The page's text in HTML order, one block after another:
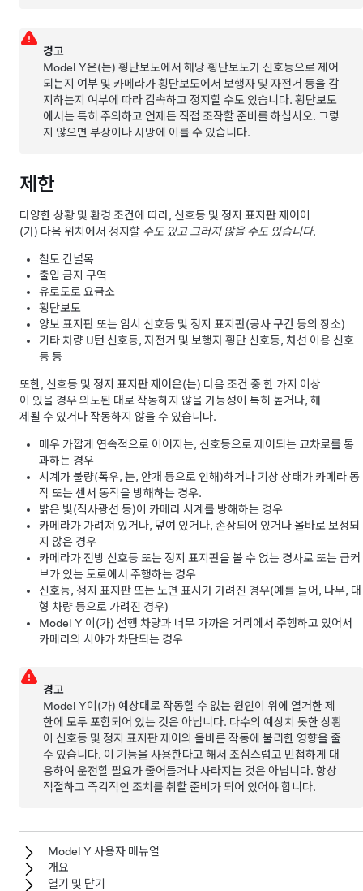
경고
Model Y은(는) 횡단보도에서 해당 횡단보도가 신호등으로 제어
되는지 여부 및 카메라가 횡단보도에서 보행자 및 자전거 등을 감
지하는지 여부에 따라 감속하고 정지할 수도 있습니다. 횡단보도
에서는 특히 주의하고 언제든 직접 조작할 준비를 하십시오. 그렇
지 않으면 부상이나 사망에 이를 수 있습니다.
제한
다양한 상황 및 환경 조건에 따라, 신호등 및 정지 표지판 제어 이
(가) 다음 위치에서 정지할 수도 있고 그러지 않을 수도 있습니다.
철도 건널목
출입 금지 구역
유로도로 요금소
횡단보도
양보 표지판 또는 임시 신호등 및 정지 표지판(공사 구간 등의 장소)
기타 차량 U턴 신호등, 자전거 및 보행자 횡단 신호등, 차선 이용 신호
등 등
또한, 신호등 및 정지 표지판 제어은(는) 다음 조건 중 한 가지 이상
이 있을 경우 의도된 대로 작동하지 않을 가능성이 특히 높거나, 해
제될 수 있거나 작동하지 않을 수 있습니다.
매우 가깝게 연속적으로 이어지는, 신호등으로 제어되는 교차로를 통
과하는 경우
시계가 불량(폭우, 눈, 안개 등으로 인해)하거나 기상 상태가 카메라 동
작 또는 센서 동작을 방해하는 경우.
밝은 빛(직사광선 등)이 카메라 시계를 방해하는 경우
카메라가 가려져 있거나, 덮여 있거나, 손상되어 있거나 올바로 보정되
지 않은 경우
카메라가 전방 신호등 또는 정지 표지판을 볼 수 없는 경사로 또는 급커
브가 있는 도로에서 주행하는 경우
신호등, 정지 표지판 또는 노면 표시가 가려진 경우(예를 들어, 나무, 대
형 차량 등으로 가려진 경우)
Model Y 이(가) 선행 차량과 너무 가까운 거리에서 주행하고 있어서
카메라의 시야가 차단되는 경우
경고
Model Y이(가) 예상대로 작동할 수 없는 원인이 위에 열거한 제
한에 모두 포함되어 있는 것은 아닙니다. 다수의 예상치 못한 상황
이 신호등 및 정지 표지판 제어의 올바른 작동에 불리한 영향을 줄
수 있습니다. 이 기능을 사용한다고 해서 조심스럽고 민첩하게 대
응하여 운전할 필요가 줄어들거나 사라지는 것은 아닙니다. 항상
적절하고 즉각적인 조치를 취할 준비가 되어 있어야 합니다.
Model Y 사용자 매뉴얼
개요
열기 및 닫기